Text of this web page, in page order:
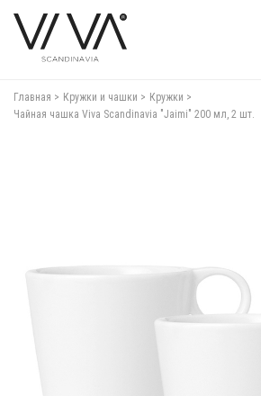
Главная Кружки и чашки
Кружки
Чайная чашка Viva Scandinavia "Jaimi" 200 мл, 2 шт.